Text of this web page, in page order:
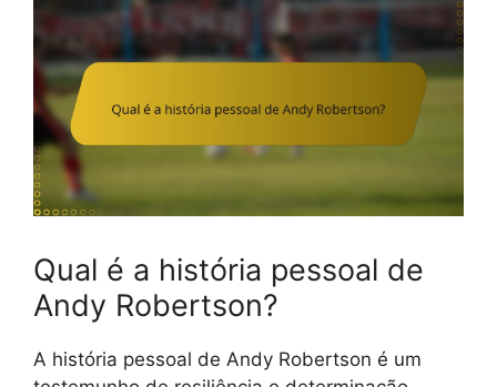
Qual é a história pessoal de
Andy Robertson?
A história pessoal de Andy Robertson é um